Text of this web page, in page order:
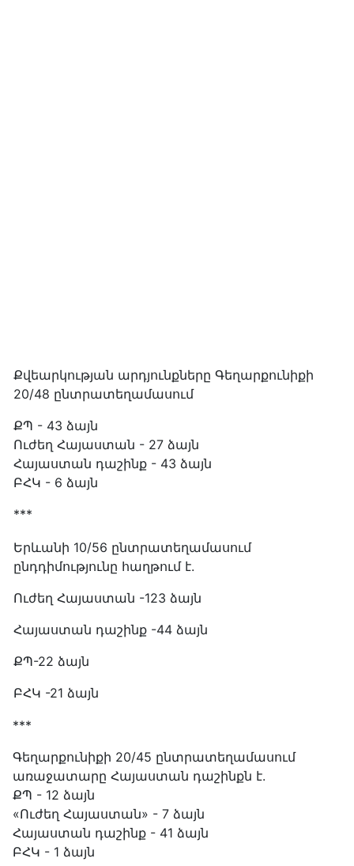
Քվեարկության արդյունքները Գեղարքունիքի
20/48 ընտրատեղամասում
ՔՊ - 43 ձայն
Ուժեղ Հայաստան - 27 ձայն
Հայաստան դաշինք - 43 ձայն
ԲՀԿ - 6 ձայն
***
Երևանի 10/56 ընտրատեղամասում
ընդդիմությունը հաղթում է.
Ուժեղ Հայաստան -123 ձայն
Հայաստան դաշինք -44 ձայն
ՔՊ-22 ձայն
ԲՀԿ -21 ձայն
***
Գեղարքունիքի 20/45 ընտրատեղամասում
առաջատարը Հայաստան դաշինքն է.
ՔՊ - 12 ձայն
«Ուժեղ Հայաստան» - 7 ձայն
Հայաստան դաշինք - 41 ձայն
ԲՀԿ - 1 ձայն